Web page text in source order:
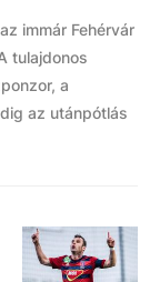
immár Fehérvár
tulajdonos
a
az utánpótlás